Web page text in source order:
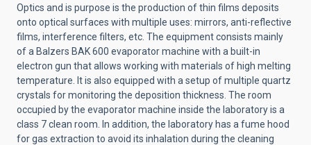
Optics and is purpose is the production of thin films deposits
onto optical surfaces with multiple uses: mirrors, anti-reflective
films, interference filters, etc. The equipment consists mainly
of a Balzers BAK 600 evaporator machine with a built-in
electron gun that allows working with materials of high melting
temperature. It is also equipped with a setup of multiple quartz
crystals for monitoring the deposition thickness. The room
occupied by the evaporator machine inside the laboratory is a
class 7 clean room. In addition, the laboratory has a fume hood
for gas extraction to avoid its inhalation during the cleaning